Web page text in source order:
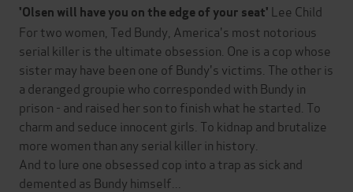
'Olsen will have you on the edge of your seat' Lee Child
For two women, Ted Bundy, America's most notorious
serial killer is the ultimate obsession. One is a cop whose
sister may have been one of Bundy's victims. The other is
a deranged groupie who corresponded with Bundy in
prison - and raised her son to finish what he started. To
charm and seduce innocent girls. To kidnap and brutalize
more women than any serial killer in history.
And to lure one obsessed cop into a trap as sick and
demented as Bundy himself...